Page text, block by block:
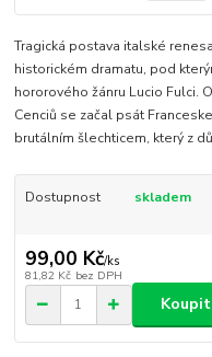
Tragická postava italské
historickém dramatu, pod
hororového žánru Lucio Fulci.
Cenciů se začal psát
brutálním šlechticem, který z
Dostupnost skladem
99,00 Kč/ks
81,82 Kč bez DPH
Koupit